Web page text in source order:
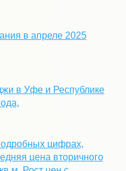
в апреле 2025
в Уфе и Республике
цифрах,
цена вторичного